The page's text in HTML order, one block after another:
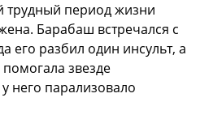
трудный период жизни
Барабаш встречался с
его разбил один инсульт, а
звезде
него парализовало